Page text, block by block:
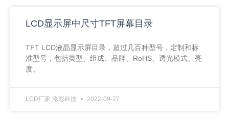
LCD显示屏中尺寸TFT屏幕目录
TFT LCD液晶显示屏目录，超过几百种型号，定制和标
准型号，包括类型、组成、品牌、RoHS、透光模式、亮
度、
LCD厂家 泓彩科技 2022-09-27